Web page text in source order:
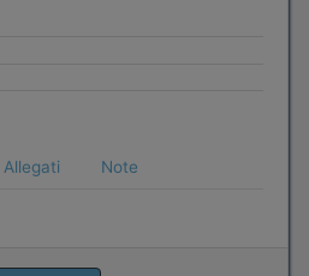
Allegati
Note